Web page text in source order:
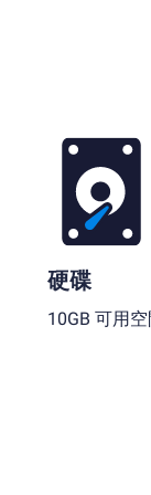
硬碟
10GB 可用